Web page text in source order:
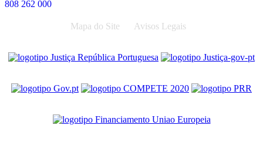
808 262 000
Mapa do Site Avisos Legais